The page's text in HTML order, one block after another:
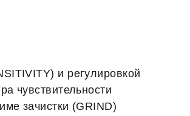
и регулировкой
чувствительности
зачистки (GRIND)